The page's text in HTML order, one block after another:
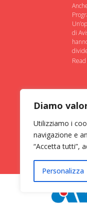
Diamo
Utilizziamo i
navigazione e
“Accetta tutti”,
Personalizza
di